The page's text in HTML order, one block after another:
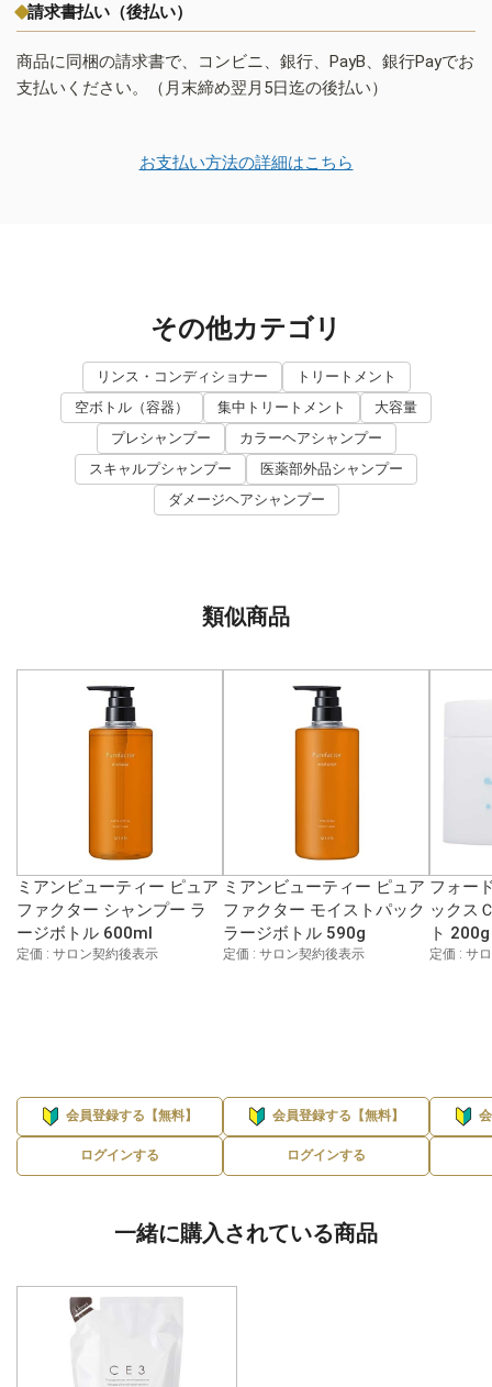
請求書払い（後払い）
商品に同梱の請求書で、コンビニ、銀行、PayB、銀行Payでお
支払いください。（月末締め翌月5日迄の後払い）
お支払い方法の詳細はこちら
その他カテゴリ
リンス・コンディショナー
トリートメント
空ボトル（容器）
集中トリートメント
大容量
プレシャンプー
カラーヘアシャンプー
スキャルプシャンプー
医薬部外品シャンプー
ダメージヘアシャンプー
類似商品
ミアンビューティー ピュア
ファクター シャンプー ラ
ージボトル 600ml
定価 : サロン契約後表示
会員登録する【無料】
ログインする
ミアンビューティー ピュア
ファクター モイストパック
ラージボトル 590g
定価 : サロン契約後表示
会員登録する【無料】
ログインする
フォー
ックス
ト 200g
定価 : サ
一緒に購入されている商品